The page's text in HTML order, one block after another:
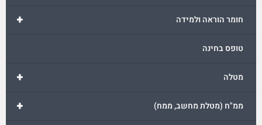
+ חומר הוראה ולמידה
טופס בחינה
+ מטלה
+ ממ"ח (מטלת מחשב, ממח)